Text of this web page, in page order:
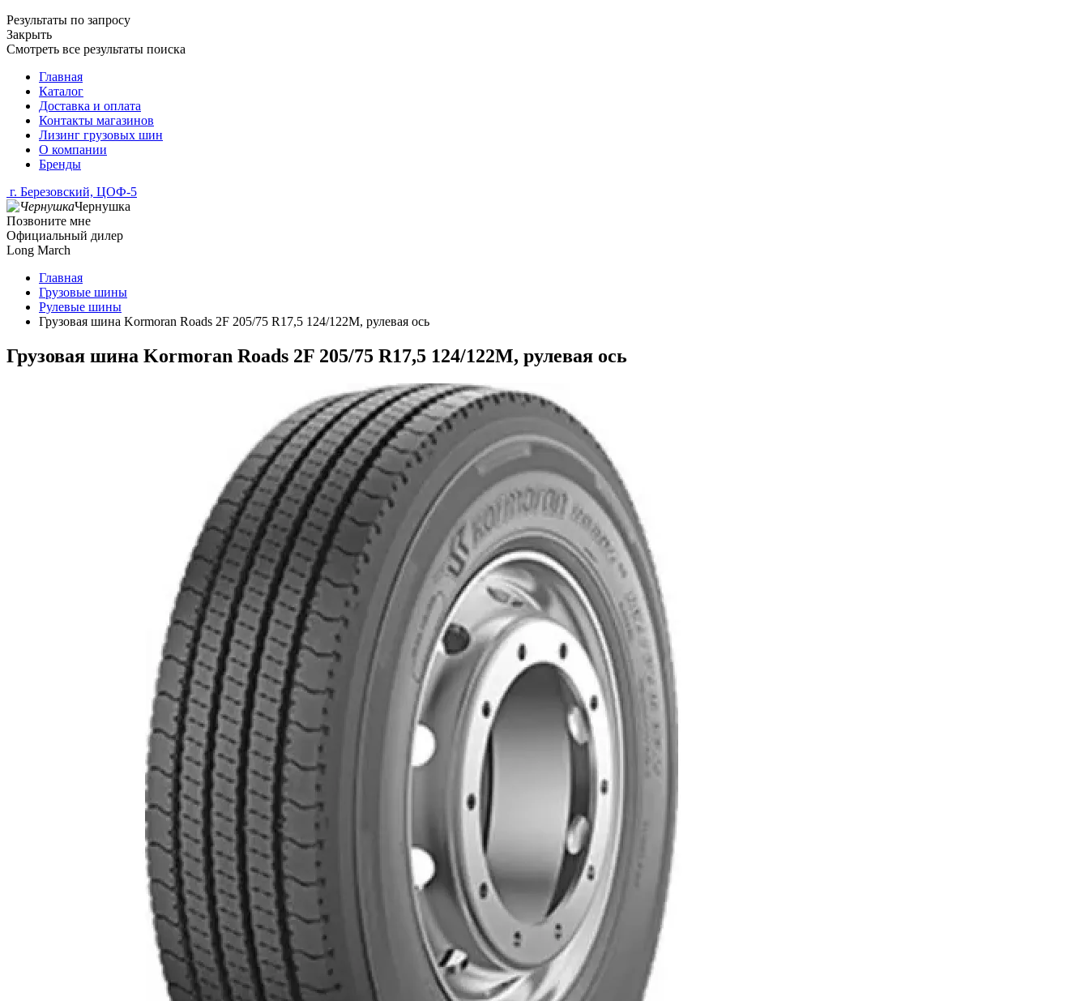
Результаты по запросу
Закрыть
Смотреть все результаты поиска
Главная
Каталог
Доставка и оплата
Контакты магазинов
Лизинг грузовых шин
О компании
Бренды
г. Березовский, ЦОФ-5
Чернушка
Позвоните мне
Официальный дилер
Long March
Главная
Грузовые шины
Рулевые шины
Грузовая шина Kormoran Roads 2F 205/75 R17,5 124/122M, рулевая ось
Грузовая шина Kormoran Roads 2F 205/75 R17,5 124/122M, рулевая ось